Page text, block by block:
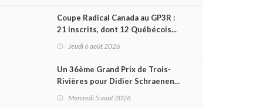
Coupe Radical Canada au GP3R :
21 inscrits, dont 12 Québécois...
et un premier gain d'Antoine
Jeudi 6 août 2026
Un 36ème Grand Prix de Trois-
Rivières pour Didier Schraenen...
et une première en Challenge
Mercredi 5 août 2026